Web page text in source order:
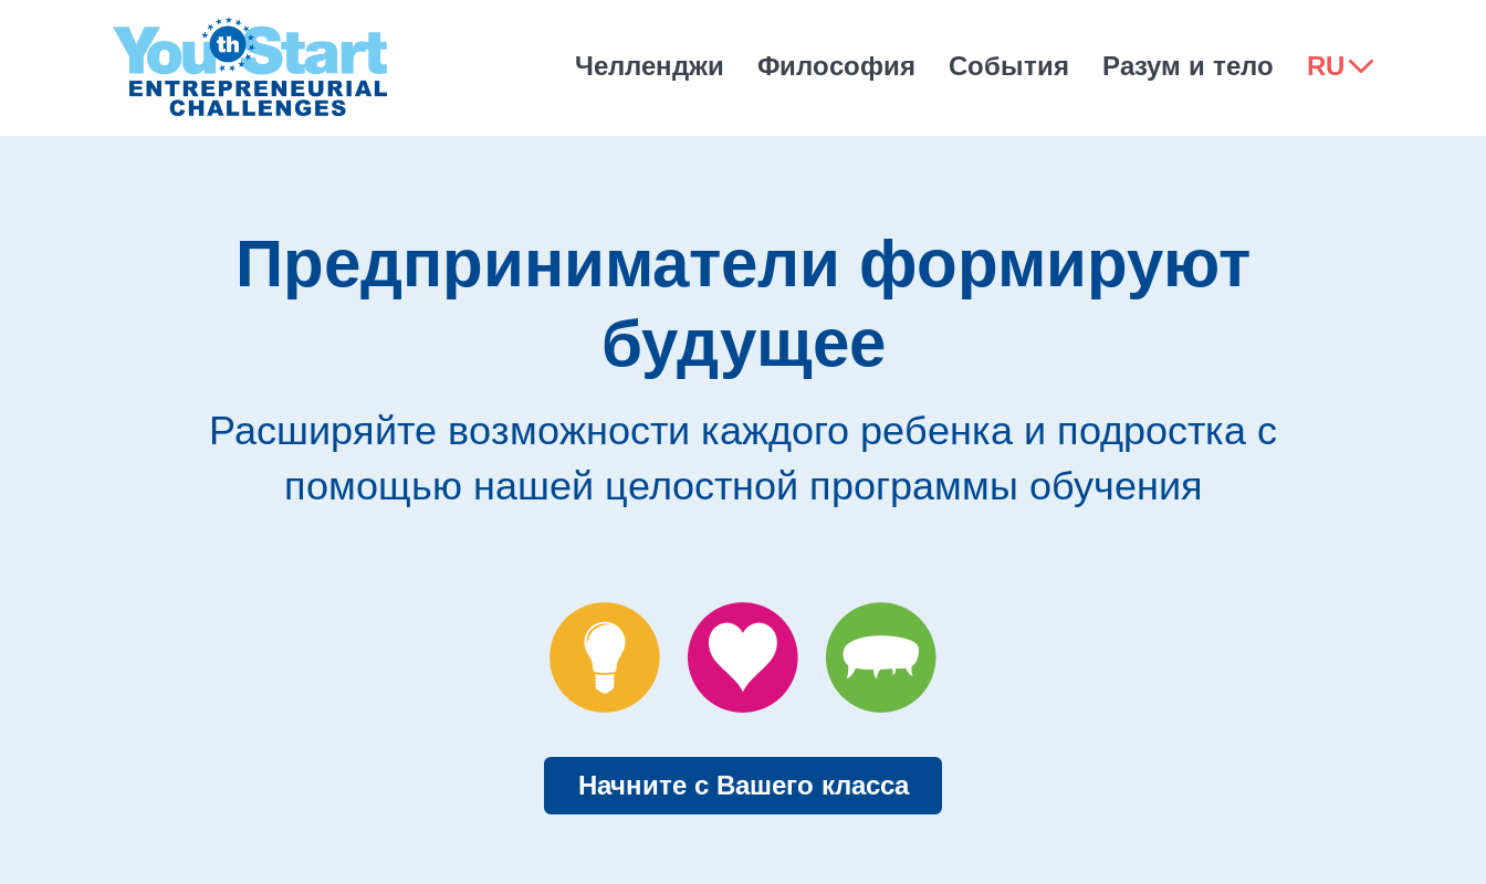
Челленджи Философия События Разум и тело RU
Предприниматели формируют
будущее
Расширяйте возможности каждого ребенка и подростка с
помощью нашей целостной программы обучения
Начните с Вашего класса